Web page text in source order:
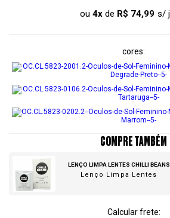
ou 4xde R$ 74,99
cores
COMPRE TAMBÉM
LENÇO LIMPA LENTES CHILLI BEANS
Lenço Limpa Lentes
Calcular frete: